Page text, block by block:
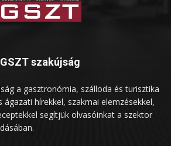
GSZT szakújság
a gasztronómia, szálloda és turisztika
ágazati hírekkel, szakmai elemzésekkel,
segítjük olvasóinkat a szektor